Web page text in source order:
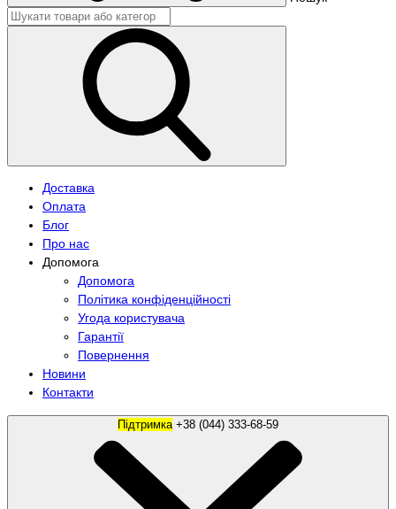
Доставка
Оплата
Блог
Про нас
Допомога
Допомога
Політика конфіденційності
Угода користувача
Гарантії
Повернення
Новини
Контакти
Підтримка